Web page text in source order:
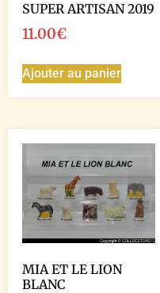
SUPER ARTISAN 2019
11.00€
Ajouter au panier
MIA ET LE LION
BLANC